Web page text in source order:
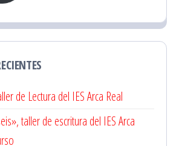
de Lectura del IES Arca Real
taller de escritura del IES Arca